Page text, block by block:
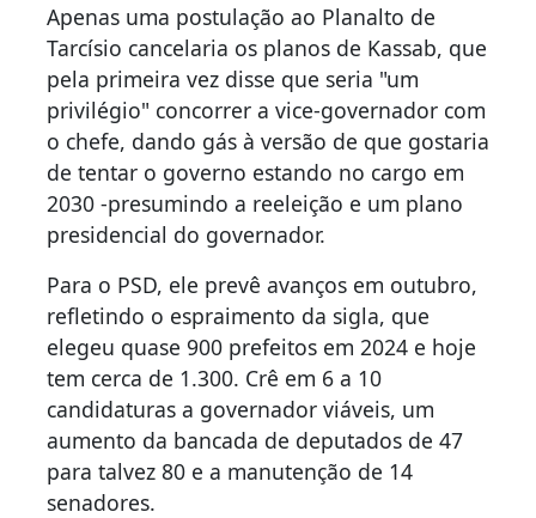
Apenas uma postulação ao Planalto de
Tarcísio cancelaria os planos de Kassab, que
pela primeira vez disse que seria "um
privilégio" concorrer a vice-governador com
o chefe, dando gás à versão de que gostaria
de tentar o governo estando no cargo em
2030 -presumindo a reeleição e um plano
presidencial do governador.
Para o PSD, ele prevê avanços em outubro,
refletindo o espraimento da sigla, que
elegeu quase 900 prefeitos em 2024 e hoje
tem cerca de 1.300. Crê em 6 a 10
candidaturas a governador viáveis, um
aumento da bancada de deputados de 47
para talvez 80 e a manutenção de 14
senadores.